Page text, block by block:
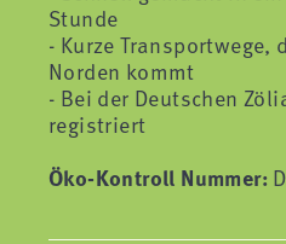
Stunde
- Kurze Transportwege,
Norden kommt
- Bei der Deutschen
registriert
Öko-Kontroll Nummer: